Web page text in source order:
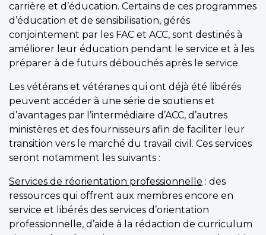
carrière et d’éducation. Certains de ces programmes
d’éducation et de sensibilisation, gérés
conjointement par les FAC et ACC, sont destinés à
améliorer leur éducation pendant le service et à les
préparer à de futurs débouchés après le service.
Les vétérans et vétéranes qui ont déjà été libérés
peuvent accéder à une série de soutiens et
d’avantages par l’intermédiaire d’ACC, d’autres
ministères et des fournisseurs afin de faciliter leur
transition vers le marché du travail civil. Ces services
seront notamment les suivants :
Services de réorientation professionnelle : des
ressources qui offrent aux membres encore en
service et libérés des services d’orientation
professionnelle, d’aide à la rédaction de curriculum